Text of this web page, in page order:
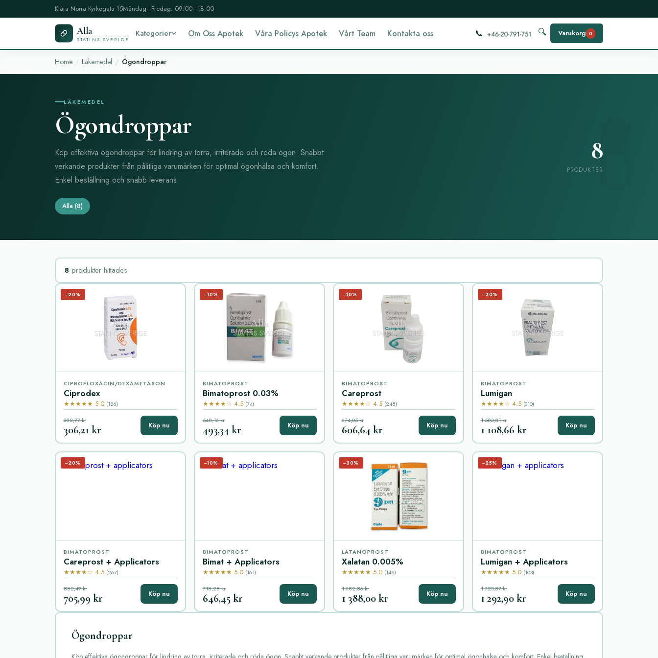
Klara Norra Kyrkogata 15Måndag–Fredag: 09:00–18:00
Alla
STATINS SVERIGE
Kategorier Om Oss Apotek Våra Policys Apotek Vårt Team Kontakta oss 📞 🔍 Varukorg 0
Home Läkemedel Ögondroppar
LÄKEMEDEL
Ögondroppar
Köp effektiva ögondroppar för lindring av torra, irriterade och röda ögon. Snabbt
verkande produkter från pålitliga varumärken för optimal ögonhälsa och komfort.
Enkel beställning och snabb leverans.
Alla (8)
8
PRODUKTER
8 produkter hittades
−20%
CIPROFLOXACIN/DEXAMETASON
Ciprodex
★★★★★ 5.0 (126)
382,77 kr
306,21 kr Köp nu
−10%
BIMATOPROST
Bimatoprost 0.03%
★★★★☆ 4.5 (74)
548,16 kr
493,34 kr Köp nu
−10%
BIMATOPROST
Careprost
★★★★☆ 4.5 (248)
674,05 kr
606,64 kr Köp nu
−30%
BIMATOPROST
Lumigan
★★★★☆ 4.5 (310)
1 583,81 kr
1 108,66 kr Köp nu
−20%
BIMATOPROST
Careprost + Applicators
★★★★☆ 4.5 (267)
882,49 kr
705,99 kr Köp nu
−10%
BIMATOPROST
Bimat + Applicators
★★★★★ 5.0 (161)
718,28 kr
646,45 kr Köp nu
−30%
LATANOPROST
Xalatan 0.005%
★★★★★ 5.0 (148)
1 982,86 kr
1 388,00 kr Köp nu
−25%
BIMATOPROST
Lumigan + Applicators
★★★★★ 5.0 (103)
1 723,87 kr
1 292,90 kr Köp nu
Ögondroppar